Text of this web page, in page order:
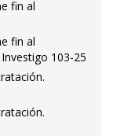
fin al
fin al
103-25